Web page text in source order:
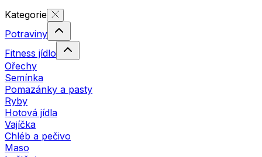
Kategorie
Potraviny
Fitness jídlo
Ořechy
Semínka
Pomazánky a pasty
Ryby
Hotová jídla
Vajíčka
Chléb a pečivo
Maso